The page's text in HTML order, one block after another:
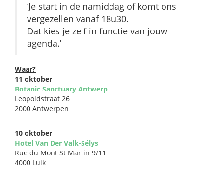
‘Je start in de namiddag of komt ons
vergezellen vanaf 18u30.
Dat kies je zelf in functie van jouw
agenda.’
Waar?
11 oktober
Botanic Sanctuary Antwerp
Leopoldstraat 26
2000 Antwerpen
10 oktober
Hotel Van Der Valk-Sélys
Rue du Mont St Martin 9/11
4000 Luik